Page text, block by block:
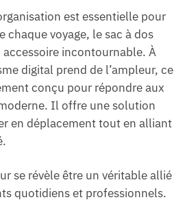
est essentielle pour
chaque voyage, le sac à dos
accessoire incontournable. À
digital prend de l’ampleur, ce
conçu pour répondre aux
Il offre une solution
en déplacement tout en alliant
se révèle être un véritable allié
quotidiens et professionnels.